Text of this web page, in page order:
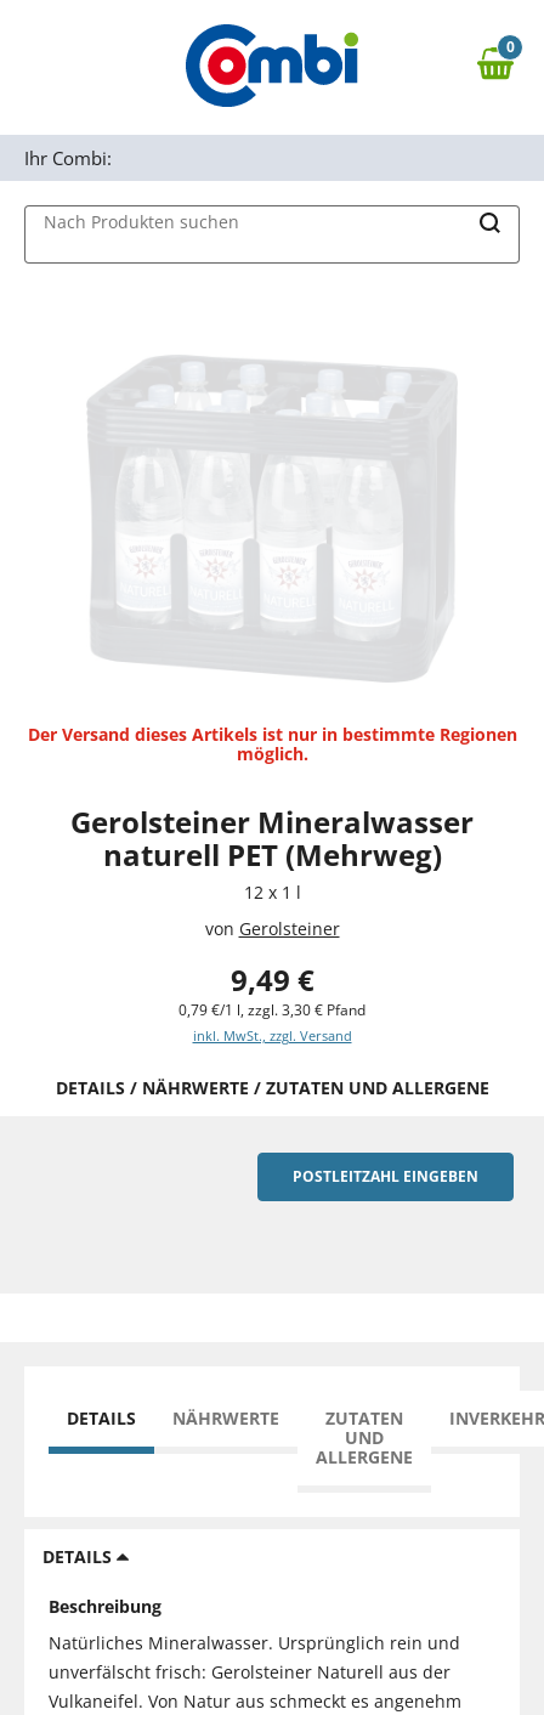
Zur Navigation springen
0,00 €
0
Nach Produkten suchen
Ihr Combi:
Der Versand dieses Artikels ist nur in bestimmte Regionen
möglich.
Gerolsteiner Mineralwasser
naturell PET (Mehrweg)
12 x 1 l
von Gerolsteiner
9,49 €
0,79 €/1 l, zzgl. 3,30 € Pfand
inkl. MwSt., zzgl. Versand
DETAILS / NÄHRWERTE / ZUTATEN UND ALLERGENE
POSTLEITZAHL EINGEBEN
DETAILS NÄHRWERTE
ZUTATEN
UND
ALLERGENE
DETAILS
Beschreibung
Natürliches Mineralwasser. Ursprünglich rein und
unverfälscht frisch: Gerolsteiner Naturell aus der
Vulkaneifel. Von Natur aus schmeckt es angenehm